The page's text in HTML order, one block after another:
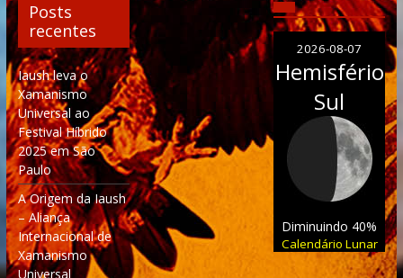
Posts
recentes
Iaush leva o
Xamanismo
Universal ao
Festival Híbrido
2025 em São
Paulo
A Origem da Iaush
– Aliança
Internacional de
Xamanismo
Universal
2026-08-07
Hemisfério
Sul
Diminuindo 40%
Calendário Lunar